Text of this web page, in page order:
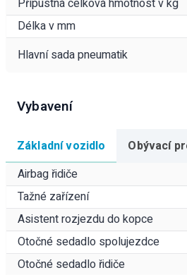
Délka v mm
Hlavní sada pneumatik
Vybavení
Základní vozidlo
Obývací
Airbag řidiče
Tažné zařízení
Asistent rozjezdu do kopce
Otočné sedadlo spolujezdce
Otočné sedadlo řidiče